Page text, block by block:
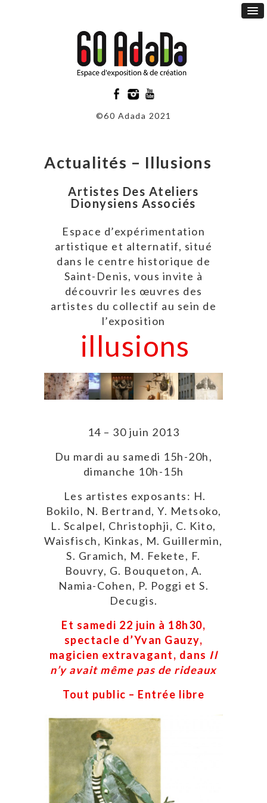
©60 Adada 2021
Actualités – Illusions
Artistes Des Ateliers
Dionysiens Associés
Espace d’expérimentation
artistique et alternatif, situé
dans le centre historique de
Saint-Denis, vous invite à
découvrir les œuvres des
artistes du collectif au sein de
l’exposition
illusions
14 – 30 juin 2013
Du mardi au samedi 15h-20h,
dimanche 10h-15h
Les artistes exposants: H.
Bokilo, N. Bertrand, Y. Metsoko,
L. Scalpel, Christophji, C. Kito,
Waisfisch, Kinkas, M. Guillermin,
S. Gramich, M. Fekete, F.
Bouvry, G. Bouqueton, A.
Namia-Cohen, P. Poggi et S.
Decugis.
Et samedi 22 juin à 18h30,
spectacle d’Yvan Gauzy,
magicien extravagant, dans Il
n’y avait même pas de rideaux
Tout public – Entrée libre